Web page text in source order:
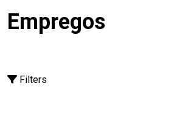
Empregos
Filters